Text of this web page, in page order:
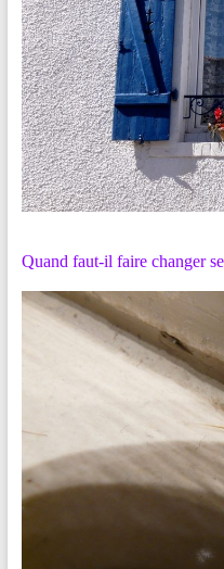
Quand faut-il faire changer